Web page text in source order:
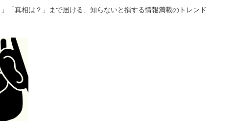
「真相は？」まで届ける、知らないと損する情報満載のトレンド